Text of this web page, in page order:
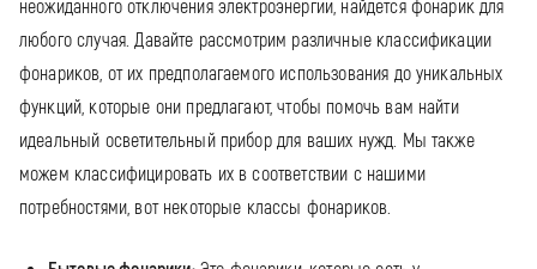
неожиданного отключения электроэнергии, найдется фонарик для
любого случая. Давайте рассмотрим различные классификации
фонариков, от их предполагаемого использования до уникальных
функций, которые они предлагают, чтобы помочь вам найти
идеальный осветительный прибор для ваших нужд. Мы также
можем классифицировать их в соответствии с нашими
потребностями, вот некоторые классы фонариков.